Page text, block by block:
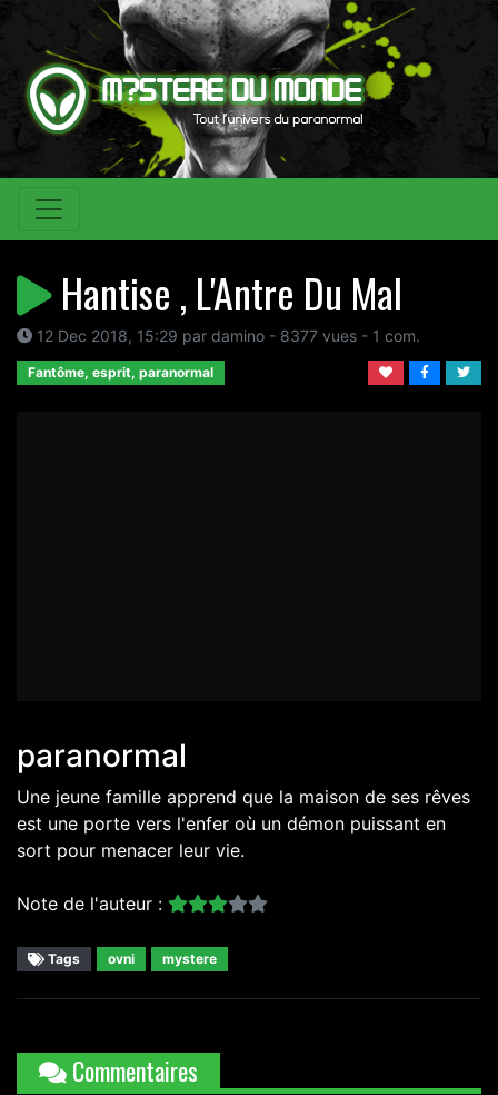
Hantise , L'Antre Du Mal
12 Dec 2018, 15:29 par damino - 8377 vues - 1 com.
Fantôme, esprit, paranormal
paranormal
Une jeune famille apprend que la maison de ses rêves
est une porte vers l'enfer où un démon puissant en
sort pour menacer leur vie.
Note de l'auteur :
Tags ovni mystere
Commentaires